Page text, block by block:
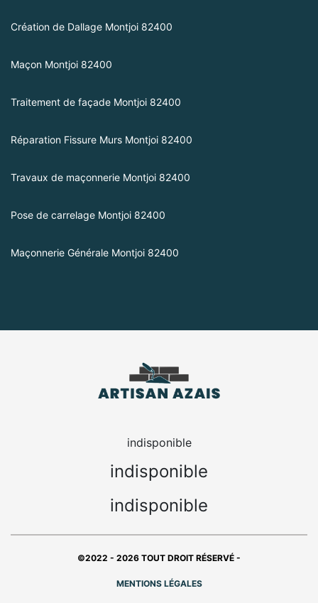
Création de Dallage Montjoi 82400
Maçon Montjoi 82400
Traitement de façade Montjoi 82400
Réparation Fissure Murs Montjoi 82400
Travaux de maçonnerie Montjoi 82400
Pose de carrelage Montjoi 82400
Maçonnerie Générale Montjoi 82400
indisponible
indisponible
indisponible
©2022 - 2026 TOUT DROIT RÉSERVÉ -
MENTIONS LÉGALES